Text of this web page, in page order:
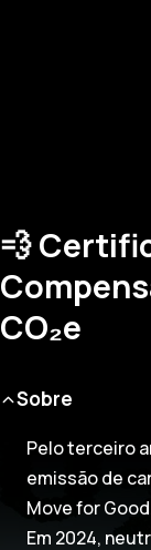
💨
CO₂e
Sobre
Pelo terceiro
emissão de
Move for
Em 2024,